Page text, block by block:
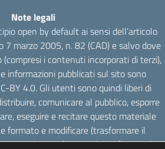
Note legali
open by default ai sensi dell’articolo
marzo 2005, n. 82 (CAD) e salvo dove
i contenuti incorporati di terzi),
informazioni pubblicati sul sito sono
BY 4.0. Gli utenti sono quindi liberi di
comunicare al pubblico, esporre
eseguire e recitare questo materiale
formato e modificare (trasformare il
opere derivate) per qualsiasi fine, anche